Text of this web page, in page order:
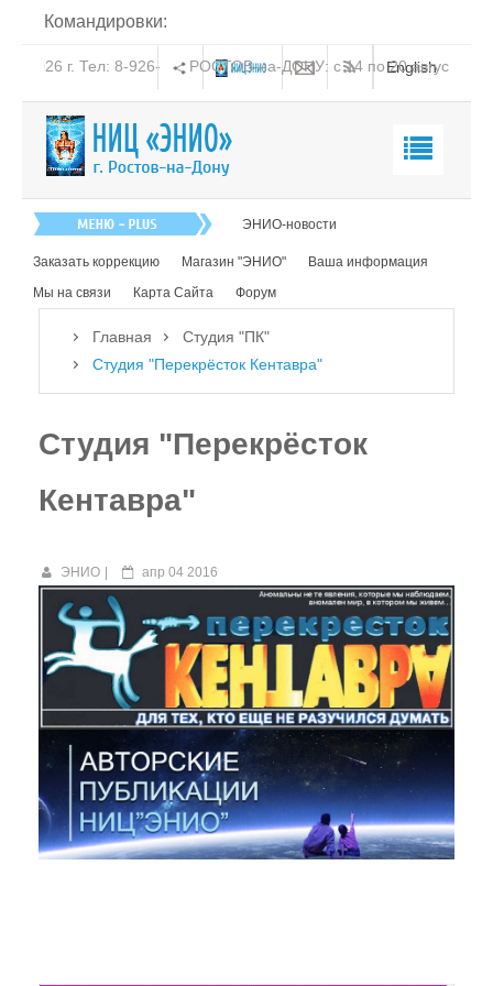
Командировки:
РОСТОВ-на-ДОНУ: с 14 по 20 августа 2026 г. Тел: 8-
English
Книга
Обучение
Студия "ПК"
Фильм Рогожкина
В. Рогожкин для СМИ
Школа В. Рогожкина
Рогожкин о коррекции
Семинары Рогожкина
Рогожкин: коротко о важном
Сеансы Общей Коррекции
Видео-Архив НИЦ "ЭНИО"
ЭНИО-новости
Заказать коррекцию Магазин "ЭНИО"
Ваша информация
Мы на связи
Карта Сайта Форум
Главная
Студия "ПК"
Студия "Перекрёсток Кентавра"
Студия "Перекрёсток
Кентавра"
ЭНИО апр 04 2016